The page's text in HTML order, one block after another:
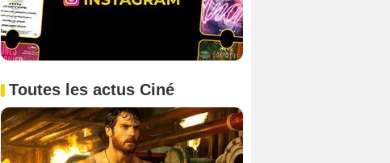
Toutes les actus Ciné